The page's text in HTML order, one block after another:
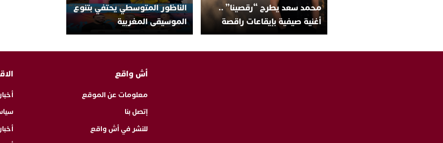
محمد سعد يطرح “رقصينا” ..
أغنية صيفية بإيقاعات راقصة
الناظور المتوسطي يحتفي بتنوع
الموسيقى المغربية
أش واقع
معلومات عن الموقع
إتصل بنا
للنشر في أش واقع